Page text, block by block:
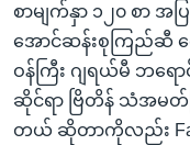
ကျော်
စာမျက်နှာ ၁၂၀ စာ အ
အောင်ဆန်းစုကြည်ဆီ ရေ
ဝန်ကြီး ဂျရယ်မီ ဘရောင်
ဆိုင်ရာ ဗြိတိန် သံအမတ်
တယ် ဆိုတာကိုလည်း